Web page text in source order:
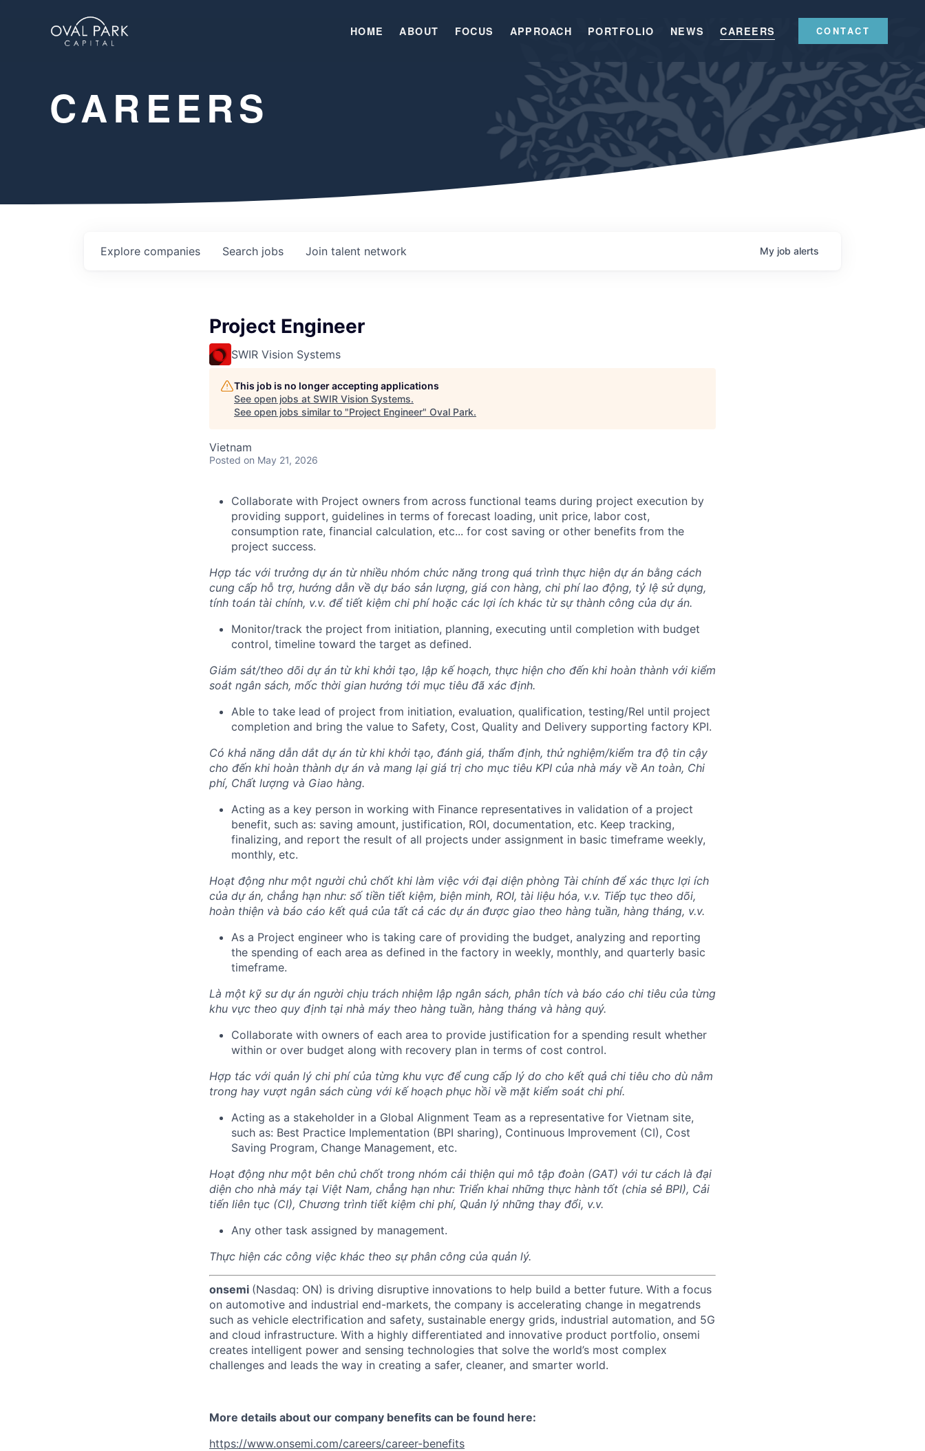
HOME ABOUT FOCUS APPROACH PORTFOLIO NEWS CAREERS CONTACT
CAREERS
Search jobs
Explore companies Join talent network My job alerts
Project Engineer
SWIR Vision Systems
This job is no longer accepting applications
See open jobs at SWIR Vision Systems.
See open jobs similar to "Project Engineer" Oval Park.
Vietnam
Posted on May 21, 2026
Collaborate with Project owners from across functional teams during project execution by
providing support, guidelines in terms of forecast loading, unit price, labor cost,
consumption rate, financial calculation, etc... for cost saving or other benefits from the
project success.
Hợp tác với trưởng dự án từ nhiều nhóm chức năng trong quá trình thực hiện dự án bằng cách
cung cấp hỗ trợ, hướng dẫn về dự báo sản lượng, giá con hàng, chi phí lao động, tỷ lệ sử dụng,
tính toán tài chính, v.v. để tiết kiệm chi phí hoặc các lợi ích khác từ sự thành công của dự án.
Monitor/track the project from initiation, planning, executing until completion with budget
control, timeline toward the target as defined.
Giám sát/theo dõi dự án từ khi khởi tạo, lập kế hoạch, thực hiện cho đến khi hoàn thành với kiểm
soát ngân sách, mốc thời gian hướng tới mục tiêu đã xác định.
Able to take lead of project from initiation, evaluation, qualification, testing/Rel until project
completion and bring the value to Safety, Cost, Quality and Delivery supporting factory KPI.
Có khả năng dẫn dắt dự án từ khi khởi tạo, đánh giá, thẩm định, thử nghiệm/kiểm tra độ tin cậy
cho đến khi hoàn thành dự án và mang lại giá trị cho mục tiêu KPI của nhà máy về An toàn, Chi
phí, Chất lượng và Giao hàng.
Acting as a key person in working with Finance representatives in validation of a project
benefit, such as: saving amount, justification, ROI, documentation, etc. Keep tracking,
finalizing, and report the result of all projects under assignment in basic timeframe weekly,
monthly, etc.
Hoạt động như một người chủ chốt khi làm việc với đại diện phòng Tài chính để xác thực lợi ích
của dự án, chẳng hạn như: số tiền tiết kiệm, biện minh, ROI, tài liệu hóa, v.v. Tiếp tục theo dõi,
hoàn thiện và báo cáo kết quả của tất cả các dự án được giao theo hàng tuần, hàng tháng, v.v.
As a Project engineer who is taking care of providing the budget, analyzing and reporting
the spending of each area as defined in the factory in weekly, monthly, and quarterly basic
timeframe.
Là một kỹ sư dự án người chịu trách nhiệm lập ngân sách, phân tích và báo cáo chi tiêu của từng
khu vực theo quy định tại nhà máy theo hàng tuần, hàng tháng và hàng quý.
Collaborate with owners of each area to provide justification for a spending result whether
within or over budget along with recovery plan in terms of cost control.
Hợp tác với quản lý chi phí của từng khu vực để cung cấp lý do cho kết quả chi tiêu cho dù nằm
trong hay vượt ngân sách cùng với kế hoạch phục hồi về mặt kiểm soát chi phí.
Acting as a stakeholder in a Global Alignment Team as a representative for Vietnam site,
such as: Best Practice Implementation (BPI sharing), Continuous Improvement (CI), Cost
Saving Program, Change Management, etc.
Hoạt động như một bên chủ chốt trong nhóm cải thiện qui mô tập đoàn (GAT) với tư cách là đại
diện cho nhà máy tại Việt Nam, chẳng hạn như: Triển khai những thực hành tốt (chia sẻ BPI), Cải
tiến liên tục (CI), Chương trình tiết kiệm chi phí, Quản lý những thay đổi, v.v.
Any other task assigned by management.
Thực hiện các công việc khác theo sự phân công của quản lý.
onsemi (Nasdaq: ON) is driving disruptive innovations to help build a better future. With a focus
on automotive and industrial end-markets, the company is accelerating change in megatrends
such as vehicle electrification and safety, sustainable energy grids, industrial automation, and 5G
and cloud infrastructure. With a highly differentiated and innovative product portfolio, onsemi
creates intelligent power and sensing technologies that solve the world’s most complex
challenges and leads the way in creating a safer, cleaner, and smarter world.
More details about our company benefits can be found here:
https://www.onsemi.com/careers/career-benefits